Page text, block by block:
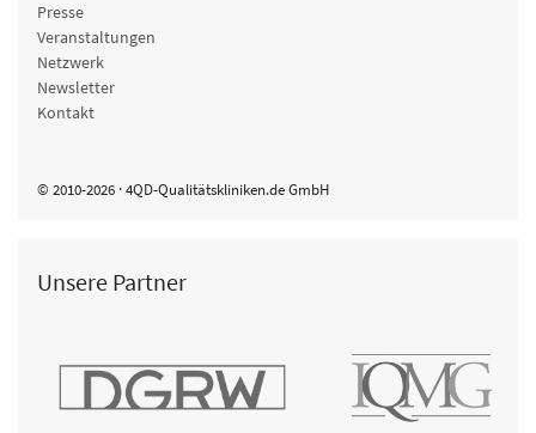
Presse
Veranstaltungen
Netzwerk
Newsletter
Kontakt
© 2010-2026 · 4QD-Qualitätskliniken.de GmbH
Unsere Partner